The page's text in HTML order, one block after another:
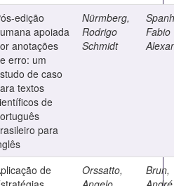
edição
apoiada
anotações
erro: um
de caso
textos
de
para
Nürmberg,
Rodrigo
Schmidt
Fabio
de
Orssatto,
Brun,